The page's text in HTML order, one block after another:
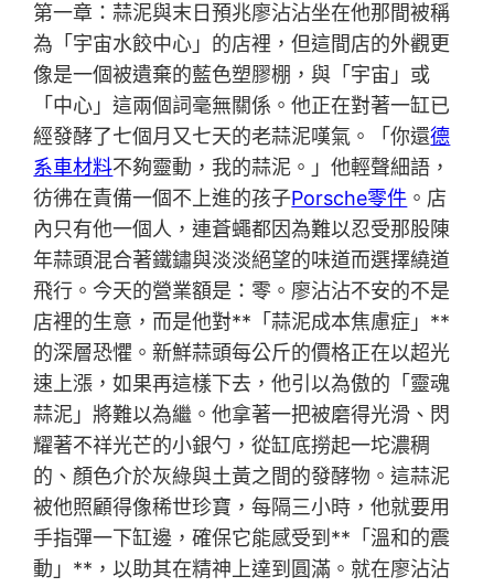
第一章：蒜泥與末日預兆廖沾沾坐在他那間被稱
為「宇宙水餃中心」的店裡，但這間店的外觀更
像是一個被遺棄的藍色塑膠棚，與「宇宙」或
「中心」這兩個詞毫無關係。他正在對著一缸已
經發酵了七個月又七天的老蒜泥嘆氣。「你還德
系車材料不夠靈動，我的蒜泥。」他輕聲細語，
彷彿在責備一個不上進的孩子Porsche零件 。店
內只有他一個人，連蒼蠅都因為難以忍受那股陳
年蒜頭混合著鐵鏽與淡淡絕望的味道而選擇繞道
飛行。今天的營業額是：零。廖沾沾不安的不是
店裡的生意，而是他對**「蒜泥成本焦慮症」**
的深層恐懼。新鮮蒜頭每公斤的價格正在以超光
速上漲，如果再這樣下去，他引以為傲的「靈魂
蒜泥」將難以為繼。他拿著一把被磨得光滑、閃
耀著不祥光芒的小銀勺，從缸底撈起一坨濃稠
的、顏色介於灰綠與土黃之間的發酵物。這蒜泥
被他照顧得像稀世珍寶，每隔三小時，他就要用
手指彈一下缸邊，確保它能感受到**「溫和的震
動」**，以助其在精神上達到圓滿。就在廖沾沾